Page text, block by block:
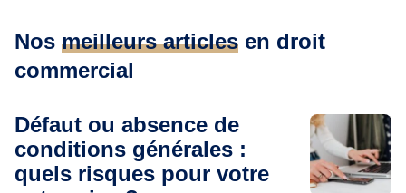
Nos meilleurs articles en droit
commercial
Défaut ou absence de
conditions générales :
quels risques pour votre